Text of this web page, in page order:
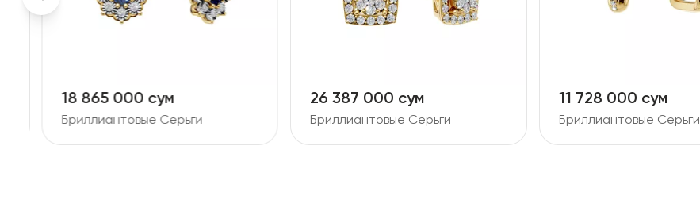
18 865 000 сум
Бриллиантовые Серьги
26 387 000 сум
Бриллиантовые Серьги
11 728 000 сум
Бриллиантовые Серьги